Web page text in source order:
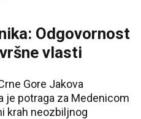
Odgovornost
vlasti
Gore Jakova
je potraga za Medenicom
krah neozbiljnog